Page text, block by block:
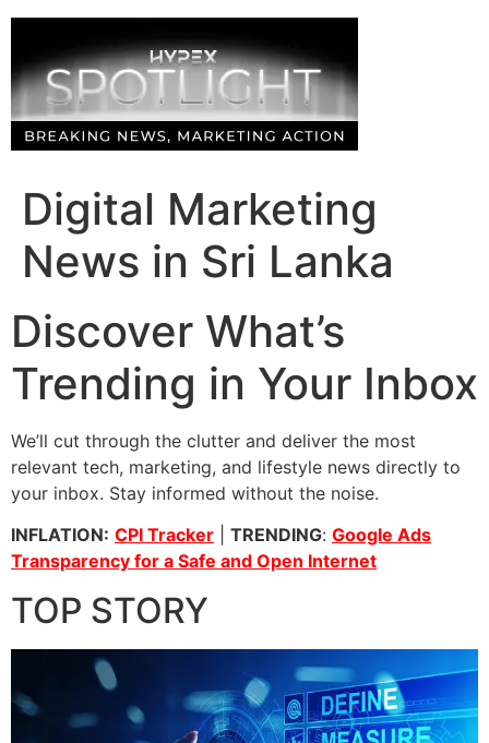
Skip
content
Digital Marketing
News in Sri Lanka
Discover What’s
Trending in Your Inbox
We’ll cut through the clutter and deliver the most
relevant tech, marketing, and lifestyle news directly to
your inbox. Stay informed without the noise.
INFLATION: CPI Tracker TRENDING: Google Ads
Transparency for a Safe and Open Internet
TOP STORY